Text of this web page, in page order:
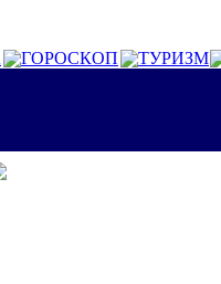
ГОРОСКОП ТУРИЗМ